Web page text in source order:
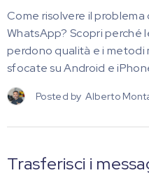
Come risolvere il
WhatsApp? Scopri perché
perdono qualità e i metodi
sfocate su Android e
Posted by Alberto
Trasferisci i